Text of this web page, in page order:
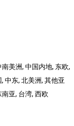
美洲, 中国内地, 东欧,
中东, 北美洲, 其他亚
亚, 台湾, 西欧